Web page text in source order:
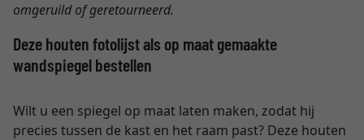
omgeruild of geretourneerd.
Deze houten fotolijst als op maat gemaakte
wandspiegel bestellen
Wilt u een spiegel op maat laten maken, zodat hij
precies tussen de kast en het raam past? Deze houten